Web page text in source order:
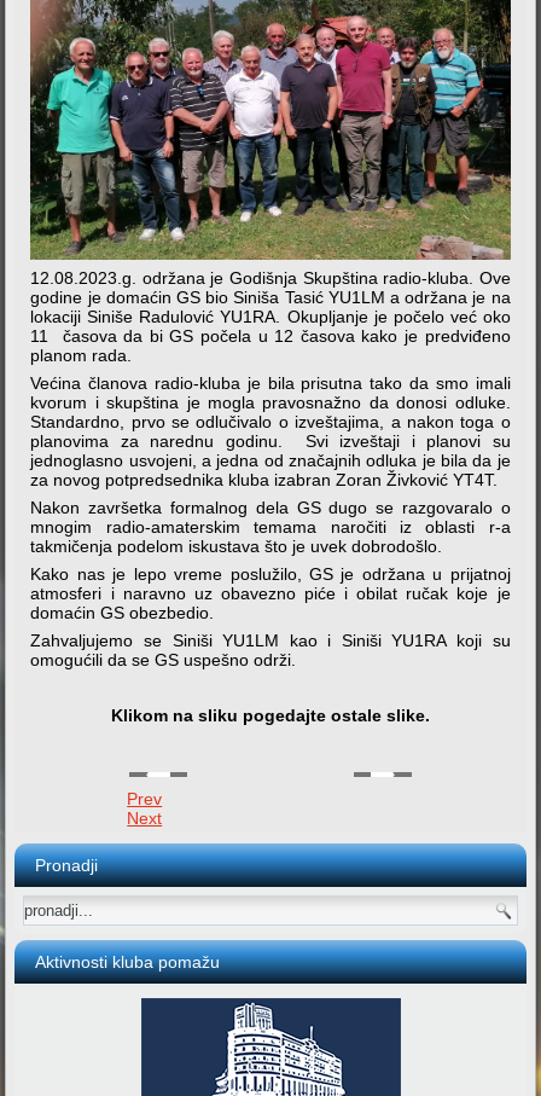
12.08.2023.g. održana je Godišnja Skupština radio-kluba. Ove
godine je domaćin GS bio Siniša Tasić YU1LM a održana je na
lokaciji Siniše Radulović YU1RA. Okupljanje je počelo već oko
11 časova da bi GS počela u 12 časova kako je predviđeno
planom rada.
Većina članova radio-kluba je bila prisutna tako da smo imali
kvorum i skupština je mogla pravosnažno da donosi odluke.
Standardno, prvo se odlučivalo o izveštajima, a nakon toga o
planovima za narednu godinu. Svi izveštaji i planovi su
jednoglasno usvojeni, a jedna od značajnih odluka je bila da je
za novog potpredsednika kluba izabran Zoran Živković YT4T.
Nakon završetka formalnog dela GS dugo se razgovaralo o
mnogim radio-amaterskim temama naročiti iz oblasti r-a
takmičenja podelom iskustava što je uvek dobrodošlo.
Kako nas je lepo vreme poslužilo, GS je održana u prijatnoj
atmosferi i naravno uz obavezno piće i obilat ručak koje je
domaćin GS obezbedio.
Zahvaljujemo se Siniši YU1LM kao i Siniši YU1RA koji su
omogućili da se GS uspešno održi.
Klikom na sliku pogedajte ostale slike.
Prev
Next
Pronadji
Aktivnosti kluba pomažu